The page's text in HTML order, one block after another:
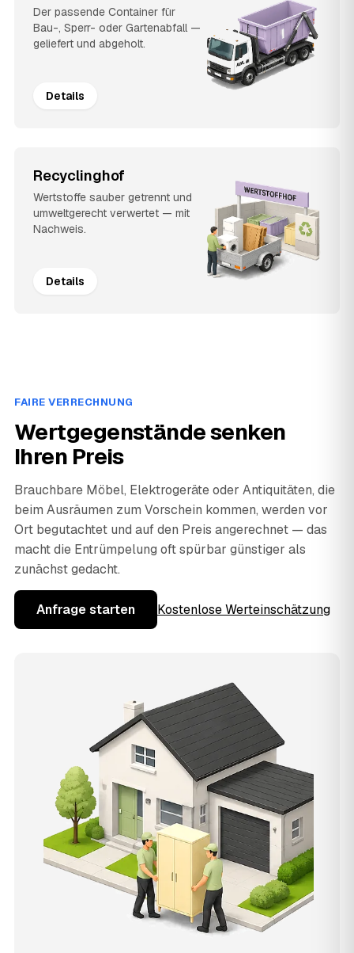
Der passende Container für
Bau-, Sperr- oder Gartenabfall —
geliefert und abgeholt.
Details
Recyclinghof
Wertstoffe sauber getrennt und
umweltgerecht verwertet — mit
Nachweis.
Details
FAIRE VERRECHNUNG
Wertgegenstände senken
Ihren Preis
Brauchbare Möbel, Elektrogeräte oder Antiquitäten, die
beim Ausräumen zum Vorschein kommen, werden vor
Ort begutachtet und auf den Preis angerechnet — das
macht die Entrümpelung oft spürbar günstiger als
zunächst gedacht.
Anfrage starten Kostenlose Werteinschätzung